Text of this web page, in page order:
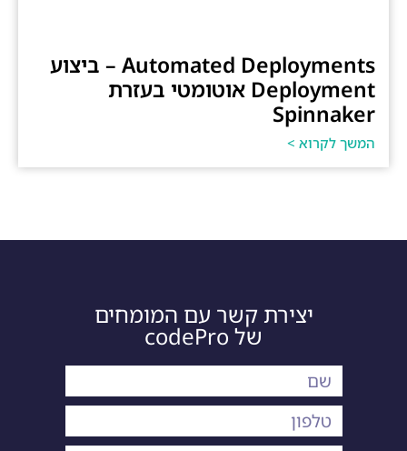
Automated Deployments – ביצוע
Deployment אוטומטי בעזרת
Spinnaker
המשך לקרוא >
יצירת קשר עם המומחים
של codePro